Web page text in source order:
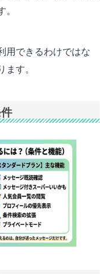
用できるわけではな
す。